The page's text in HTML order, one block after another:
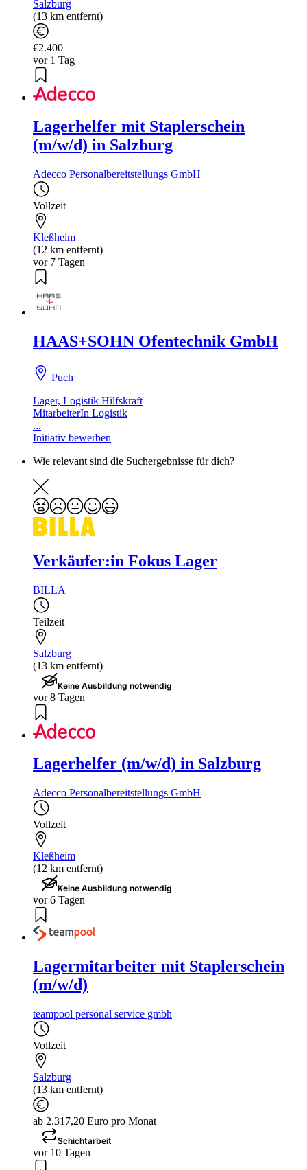
Salzburg
(13 km entfernt)
€2.400
vor 1 Tag
Lagerhelfer mit Staplerschein
(m/w/d) in Salzburg
Adecco Personalbereitstellungs GmbH
Vollzeit
Kleßheim
(12 km entfernt)
vor 7 Tagen
HAAS+SOHN Ofentechnik GmbH
Puch
Lager, Logistik Hilfskraft
MitarbeiterIn Logistik
...
Initiativ bewerben
Wie relevant sind die Suchergebnisse für dich?
Verkäufer:in Fokus Lager
BILLA
Teilzeit
Salzburg
(13 km entfernt)
Keine Ausbildung notwendig
vor 8 Tagen
Lagerhelfer (m/w/d) in Salzburg
Adecco Personalbereitstellungs GmbH
Vollzeit
Kleßheim
(12 km entfernt)
Keine Ausbildung notwendig
vor 6 Tagen
Lagermitarbeiter mit Staplerschein
(m/w/d)
teampool personal service gmbh
Vollzeit
Salzburg
(13 km entfernt)
ab 2.317,20 Euro pro Monat
Schichtarbeit
vor 10 Tagen